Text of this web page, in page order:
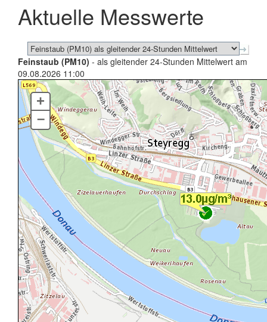
schließen
Aktuelle Messwerte
Feinstaub (PM10) - als gleitender 24-Stunden Mittelwert am
09.08.2026 11:00
+
–